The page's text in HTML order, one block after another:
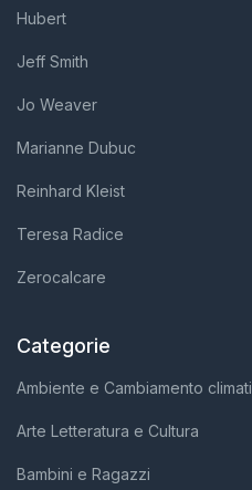
Hubert
Jeff Smith
Jo Weaver
Marianne Dubuc
Reinhard Kleist
Teresa Radice
Zerocalcare
Categorie
Ambiente e Cambiamento
Arte Letteratura e Cultura
Bambini e Ragazzi